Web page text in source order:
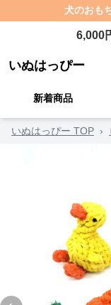
犬のおも
6,000
いぬはっぴー
新着商品
いぬはっぴー TOP ›